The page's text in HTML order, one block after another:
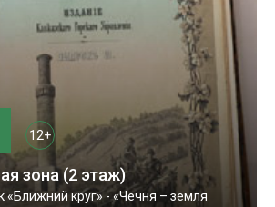
12+
зона (2 этаж)
«Ближний круг» - «Чечня – земля